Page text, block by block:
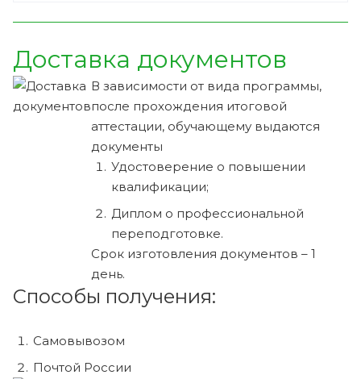
Доставка документов
В зависимости от вида программы,
после прохождения итоговой
аттестации, обучающему выдаются
документы
Удостоверение о повышении
квалификации;
Диплом о профессиональной
переподготовке.
Срок изготовления документов – 1
день.
Способы получения:
Самовывозом
Почтой России